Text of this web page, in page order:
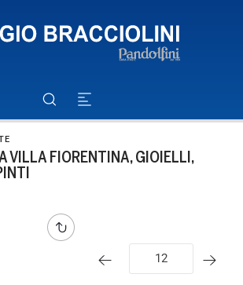
VILLA FIORENTINA, GIOIELLI,